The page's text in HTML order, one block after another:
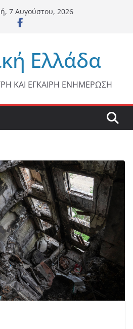
7 Αυγούστου, 2026
Ελλάδα
ΚΑΙ ΕΓΚΑΙΡΗ ΕΝΗΜΕΡΩΣΗ